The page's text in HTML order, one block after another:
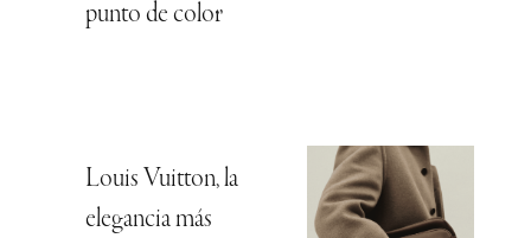
punto de color
Louis Vuitton, la
elegancia más